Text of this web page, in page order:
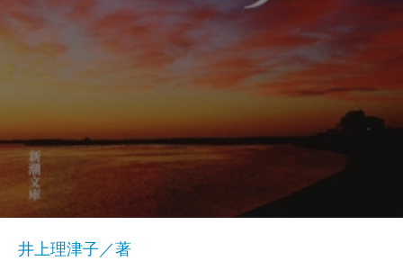
井上理津子／著